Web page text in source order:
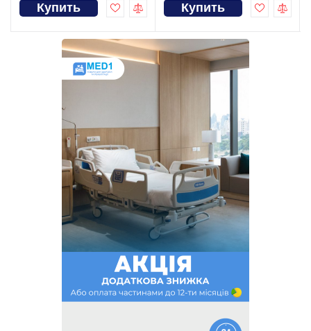
Купить Купить